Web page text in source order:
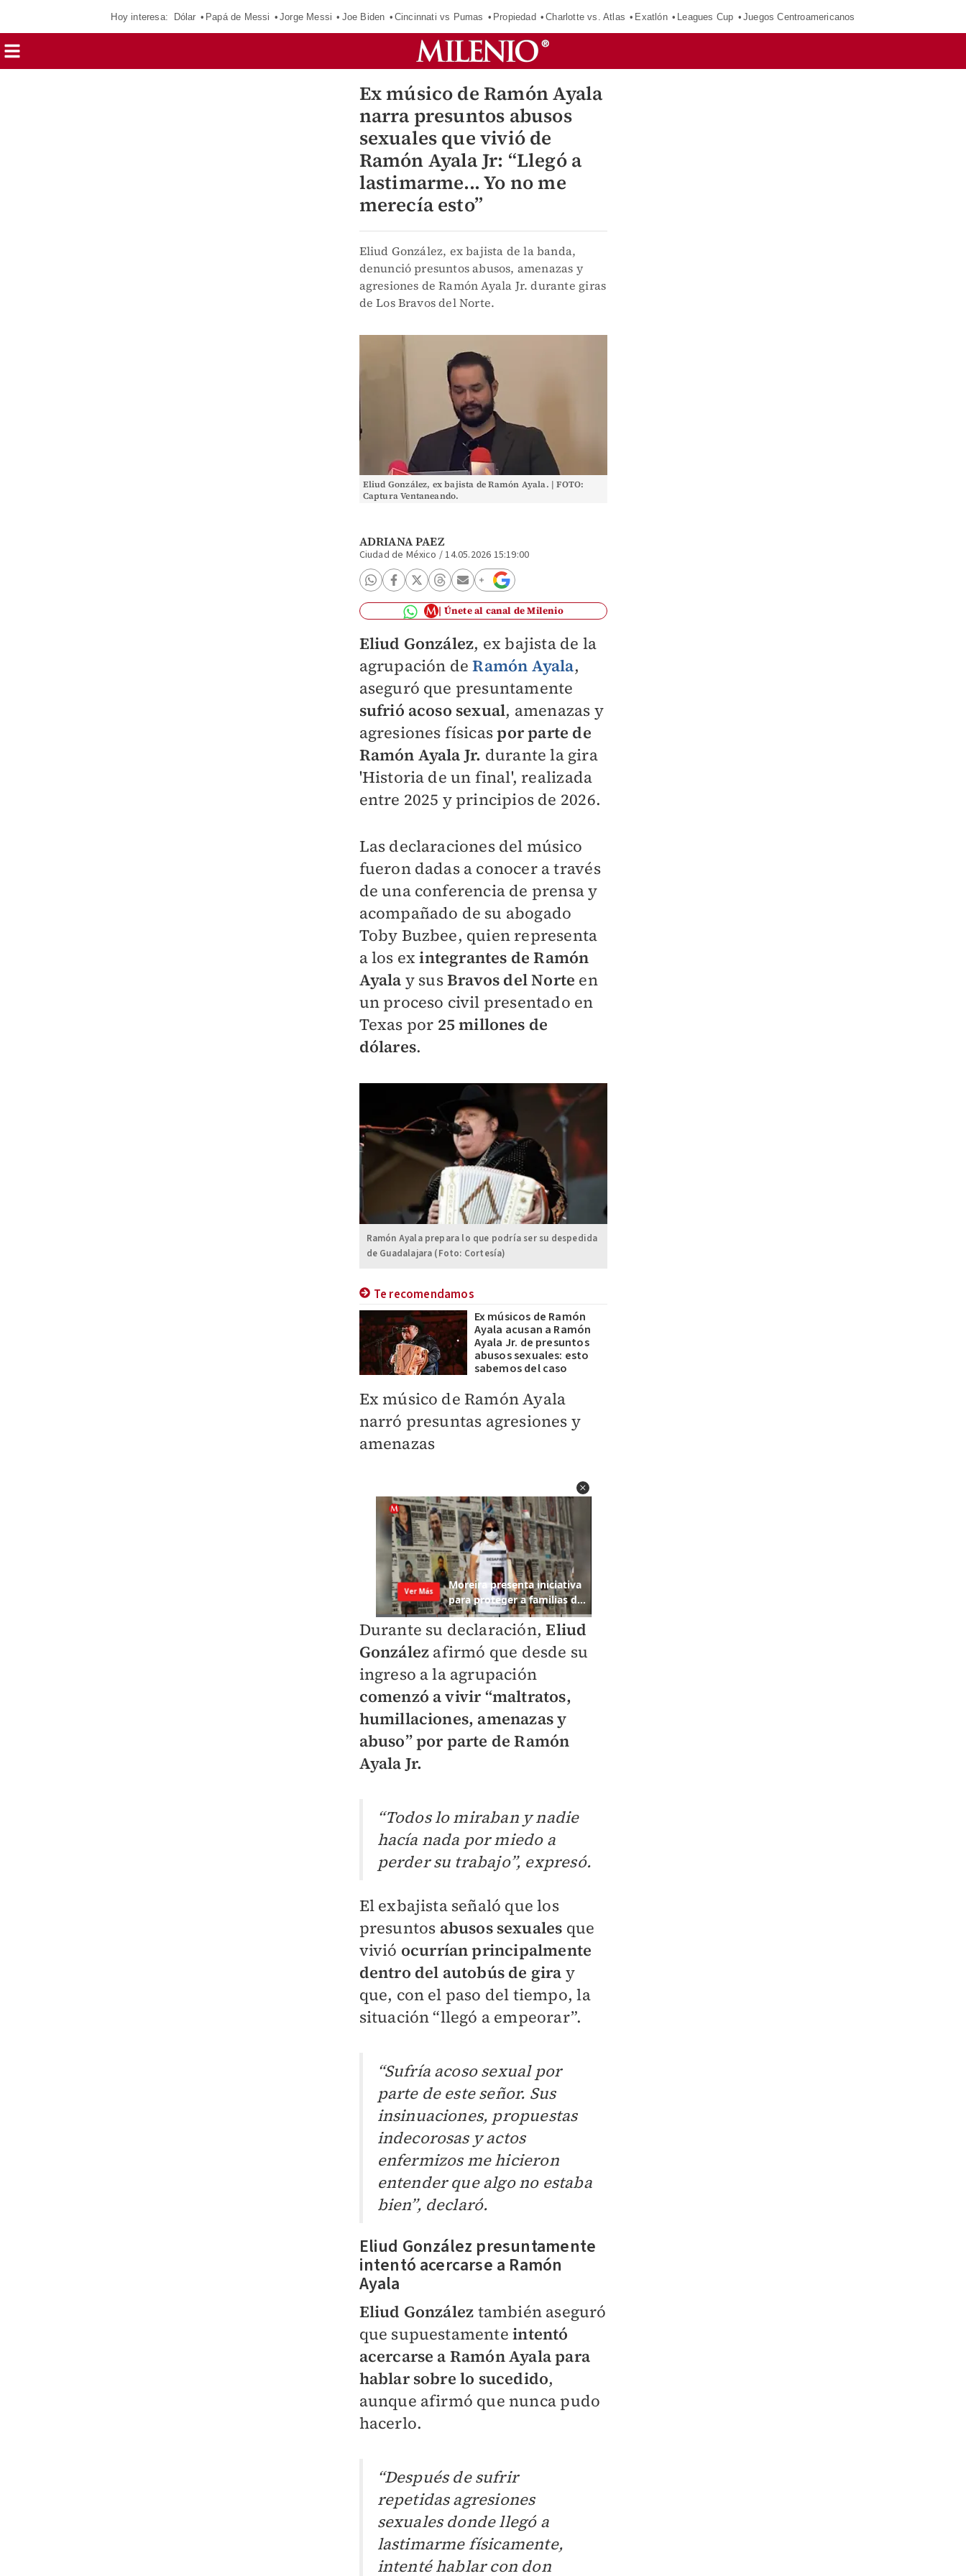
Hoy interesa: Dólar Papá de Messi Jorge Messi Joe Biden Cincinnati vs Pumas Propiedad Charlotte vs. Atlas Exatlón Leagues Cup Juegos Centroamericanos
Ex músico de Ramón Ayala
narra presuntos abusos
sexuales que vivió de
Ramón Ayala Jr: “Llegó a
lastimarme... Yo no me
merecía esto”
Eliud González, ex bajista de la banda,
denunció presuntos abusos, amenazas y
agresiones de Ramón Ayala Jr. durante giras
de Los Bravos del Norte.
Eliud González, ex bajista de Ramón Ayala. | FOTO:
Captura Ventaneando.
ADRIANA PAEZ
Ciudad de México /14.05.2026 15:19:00
Únete al canal de Milenio
Eliud González, ex bajista de la
agrupación de Ramón Ayala,
aseguró que presuntamente
sufrió acoso sexual, amenazas y
agresiones físicaspor parte de
Ramón Ayala Jr. durante la gira
'Historia de un final', realizada
entre 2025 y principios de 2026.
Las declaraciones del músico
fueron dadas a conocer a través
de una conferencia de prensa y
acompañado de su abogado
Toby Buzbee, quien representa
a los exintegrantes de Ramón
Ayala y susBravos del Norte en
un proceso civil presentado en
Texas por 25 millones de
dólares.
Ramón Ayala prepara lo que podría ser su despedida
de Guadalajara (Foto: Cortesía)
Te recomendamos
Ex músicos de Ramón
Ayala acusan a Ramón
Ayala Jr. de presuntos
abusos sexuales: esto
sabemos del caso
Ex músico de Ramón Ayala
narró presuntas agresiones y
amenazas
Durante su declaración,Eliud
González afirmó que desde su
ingreso a la agrupación
comenzó a vivir “maltratos,
humillaciones, amenazas y
abuso” por parte de Ramón
Ayala Jr.
“Todos lo miraban y nadie
hacía nada por miedo a
perder su trabajo”, expresó.
El exbajista señaló que los
presuntos abusos sexuales que
vivió ocurrían principalmente
dentro del autobús de gira y
que, con el paso del tiempo, la
situación “llegó a empeorar”.
“Sufría acoso sexual por
parte de este señor. Sus
insinuaciones, propuestas
indecorosas y actos
enfermizos me hicieron
entender que algo no estaba
bien”, declaró.
Eliud González presuntamente
intentó acercarse a Ramón
Ayala
Eliud González también aseguró
que supuestamenteintentó
acercarse a Ramón Ayala para
hablar sobre lo sucedido,
aunque afirmó que nunca pudo
hacerlo.
“Después de sufrir
repetidas agresiones
sexuales donde llegó a
lastimarme físicamente,
intenté hablar con don